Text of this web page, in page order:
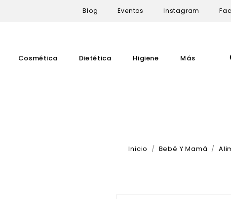
Blog Eventos Instagram
Cosmética Dietética Higiene Más
Inicio Bebé Y Mamá